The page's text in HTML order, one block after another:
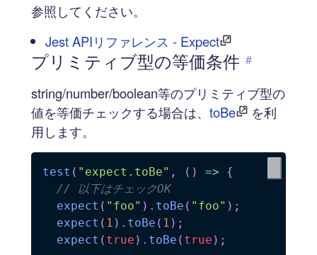
参照してください。
Jest APIリファレンス - Expect
プリミティブ型の等価条件 #
string/number/boolean等のプリミティブ型の
値を等価チェックする場合は、 toBe
を利
用します。
test ( "expect.toBe" , ( ) =>
{
// 以下はチェックOK
expect ( "foo" ) . toBe ( "foo" ) ;
expect ( 1 ) . toBe ( 1 ) ;
expect ( true ) . toBe ( true ) ;